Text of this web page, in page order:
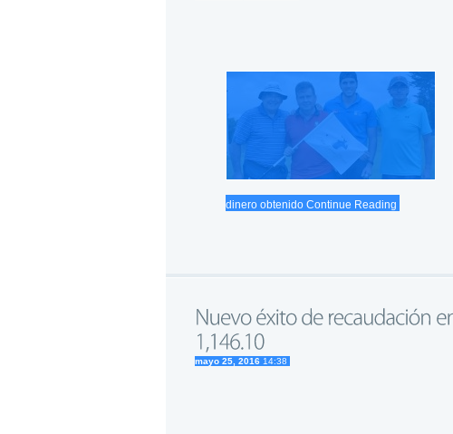
dinero obtenido Continue Reading
mayo 25, 2016 14:38